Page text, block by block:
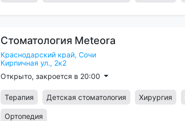
Стоматология Meteora
Краснодарский край, Сочи
Кирпичная ул., 2к2
Открыто, закроется в 20:00
Терапия Детская стоматология Хирургия
Ортопедия